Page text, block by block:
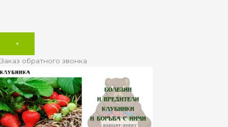
×
Заказ обратного звонка